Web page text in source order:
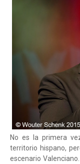
No es la primera
territorio hispano,
escenario